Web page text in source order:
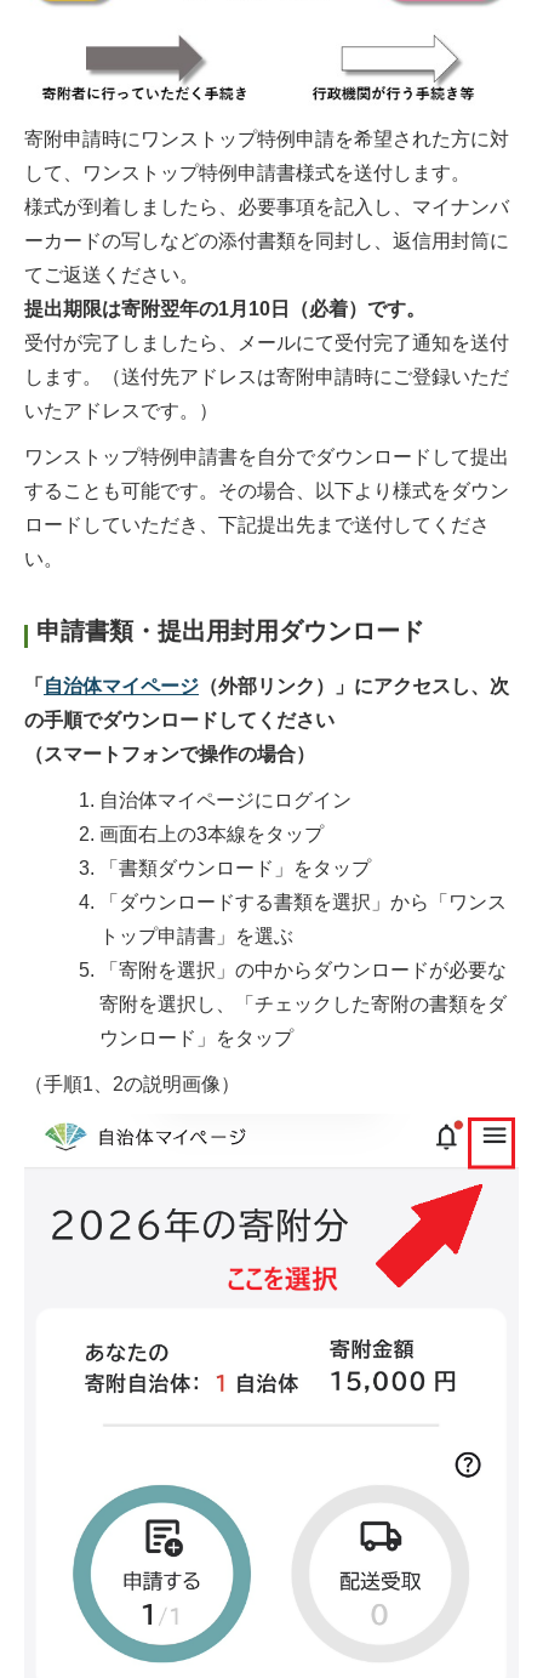
寄附申請時にワンストップ特例申請を希望された方に対
して、ワンストップ特例申請書様式を送付します。
様式が到着しましたら、必要事項を記入し、マイナンバ
ーカードの写しなどの添付書類を同封し、返信用封筒に
てご返送ください。
提出期限は寄附翌年の1月10日（必着）です。
受付が完了しましたら、メールにて受付完了通知を送付
します。（送付先アドレスは寄附申請時にご登録いただ
いたアドレスです。）
ワンストップ特例申請書を自分でダウンロードして提出
することも可能です。その場合、以下より様式をダウン
ロードしていただき、下記提出先まで送付してくださ
い。
申請書類・提出用封用ダウンロード
「 自治体マイページ （外部リンク）
」にアクセスし、次
の手順でダウンロードしてください
（スマートフォンで操作の場合）
自治体マイページにログイン
画面右上の3本線をタップ
「書類ダウンロード」をタップ
「ダウンロードする書類を選択」から「ワンス
トップ申請書」を選ぶ
「寄附を選択」の中からダウンロードが必要な
寄附を選択し、「チェックした寄附の書類をダ
ウンロード」をタップ
（手順1、2の説明画像）